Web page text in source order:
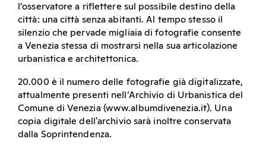
l’osservatore a riflettere sul possibile destino della
città: una città senza abitanti. Al tempo stesso il
silenzio che pervade migliaia di fotografie consente
a Venezia stessa di mostrarsi nella sua articolazione
urbanistica e architettonica.
20.000 è il numero delle fotografie già digitalizzate,
attualmente presenti nell’Archivio di Urbanistica del
Comune di Venezia (www.albumdivenezia.it). Una
copia digitale dell'archivio sarà inoltre conservata
dalla Soprintendenza.